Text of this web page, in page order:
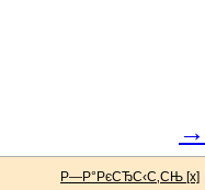
→
Р—Р°РєСЂС‹С‚СЊ [x]